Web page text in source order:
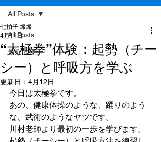
All Posts
最近の様子
All Posts
“太極拳”体験：起勢（チー
シー）と呼吸方を学ぶ
七拍子 燦燦
4月11日
更新日： 4月12日
今日は太極拳です。
あの、健康体操のような、踊りのよう
な、武術のようなヤツです。
川村老師より最初の一歩を学びます。